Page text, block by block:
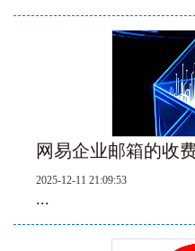
网易企业邮箱的收
2025-12-11 21:09:53
...